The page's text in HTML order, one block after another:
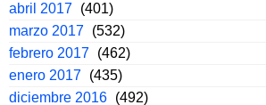
abril 2017 (401)
marzo 2017 (532)
febrero 2017 (462)
enero 2017 (435)
diciembre 2016 (492)